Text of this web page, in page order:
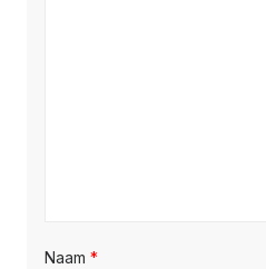
Naam *